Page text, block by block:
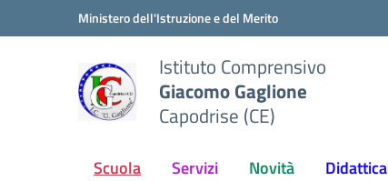
Vai ai contenuti
Vai al menu di navigazioneMinistero dell'Istruzione e del Merito
Istituto Comprensivo
Giacomo Gaglione
Capodrise (CE)
Scuola Servizi Novità Didattica